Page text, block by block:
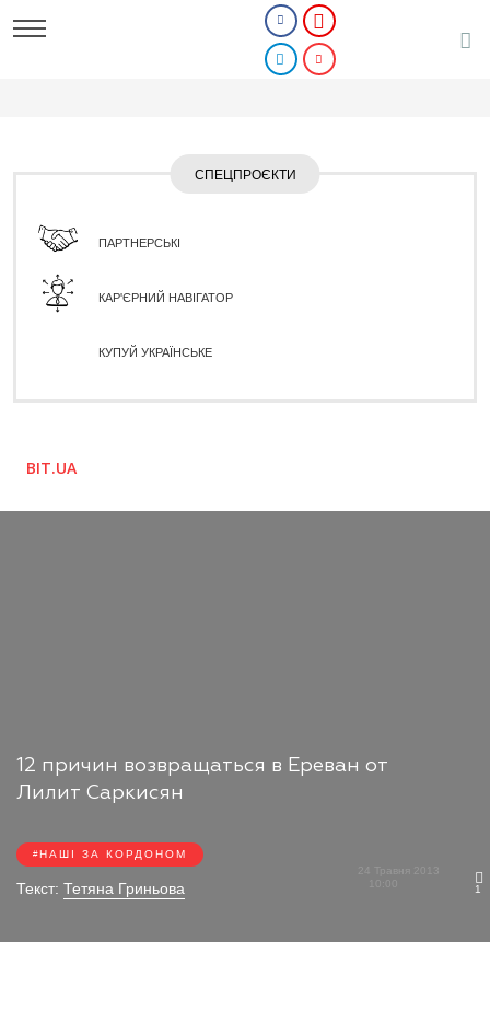
СПЕЦПРОЄКТИ
ПАРТНЕРСЬКІ
КАР'ЄРНИЙ НАВІГАТОР
КУПУЙ УКРАЇНСЬКЕ
BIT.UA
12 причин возвращаться в Ереван от
Лилит Саркисян
НАШІ ЗА КОРДОНОМ
Текст: Тетяна Гриньова 1